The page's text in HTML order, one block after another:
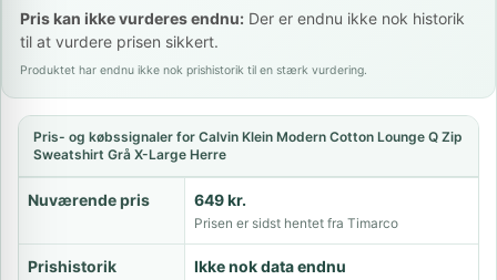
Pris kan ikke vurderes endnu: Der er endnu ikke nok historik
til at vurdere prisen sikkert.
Produktet har endnu ikke nok prishistorik til en stærk vurdering.
Pris- og købssignaler for Calvin Klein Modern Cotton Lounge Q Zip
Sweatshirt Grå X-Large Herre
Nuværende pris 649 kr.
Prisen er sidst hentet fra Timarco
Prishistorik Ikke nok data endnu